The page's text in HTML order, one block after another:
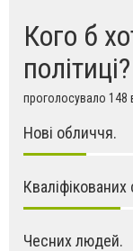
Кого б
політиці?
проголосувало 148
Нові обличчя.
Кваліфікованих
Чесних людей.